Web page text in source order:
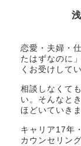
恋愛・夫婦・
たはずなのに
くお受けして
相談しなくて
い。そんなと
ほどいていきま
キャリア17年
カウンセリン